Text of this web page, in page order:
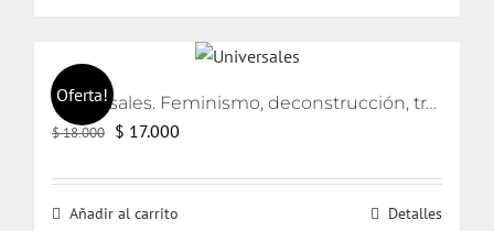
Oferta! Universales. Feminismo, deconstrucción, traducción
$18.000 El
original
era:
$ 17.000
actual
Añadir al carrito Detalles